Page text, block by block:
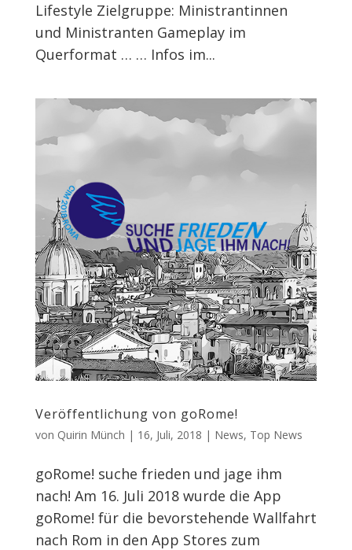
Lifestyle Zielgruppe: Ministrantinnen
und Ministranten Gameplay im
Querformat … … Infos im...
Veröffentlichung von goRome!
von Quirin Münch | 16, Juli, 2018 | News, Top News
goRome! suche frieden und jage ihm
nach! Am 16. Juli 2018 wurde die App
goRome! für die bevorstehende Wallfahrt
nach Rom in den App Stores zum